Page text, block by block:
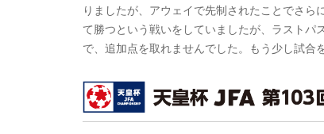
りましたが、アウェイで先制されたことでさ
て勝つという戦いをしていましたが、ラスト
で、追加点を取れませんでした。もう少し試合